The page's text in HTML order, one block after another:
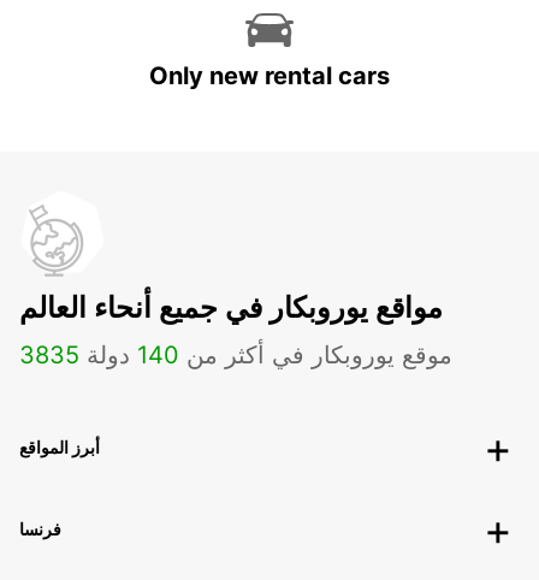
Only new rental cars
مواقع يوروبكار في جميع أنحاء العالم
3835 موقع يوروبكار في أكثر من 140 دولة
أبرز المواقع
فرنسا